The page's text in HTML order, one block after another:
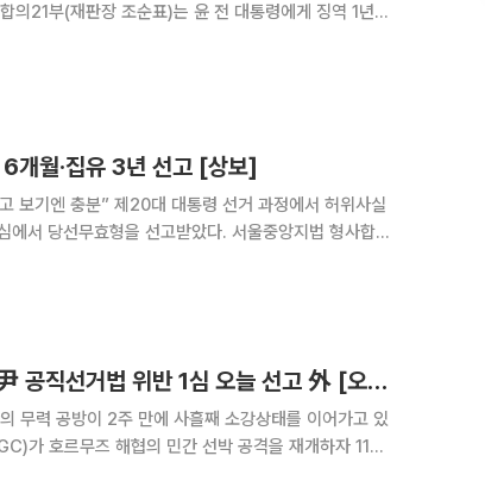
의21부(재판장 조순표)는 윤 전 대통령에게 징역 1년6
다. 1심
6개월·집유 3년 선고 [상보]
선거 과정에서 허위사실
형을 선고받았다. 서울중앙지법 형사합의
미ㆍ이란 무력 충돌 소강 국면⋯尹 공직선거법 위반 1심 오늘 선고 外 [오늘의 주요뉴스]
가 호르무즈 해협의 민간 선박 공격을 재개하자 11일